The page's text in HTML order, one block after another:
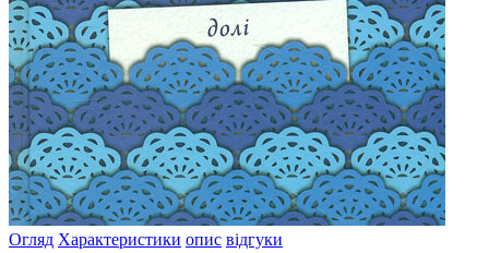
Огляд Характеристики опис відгуки